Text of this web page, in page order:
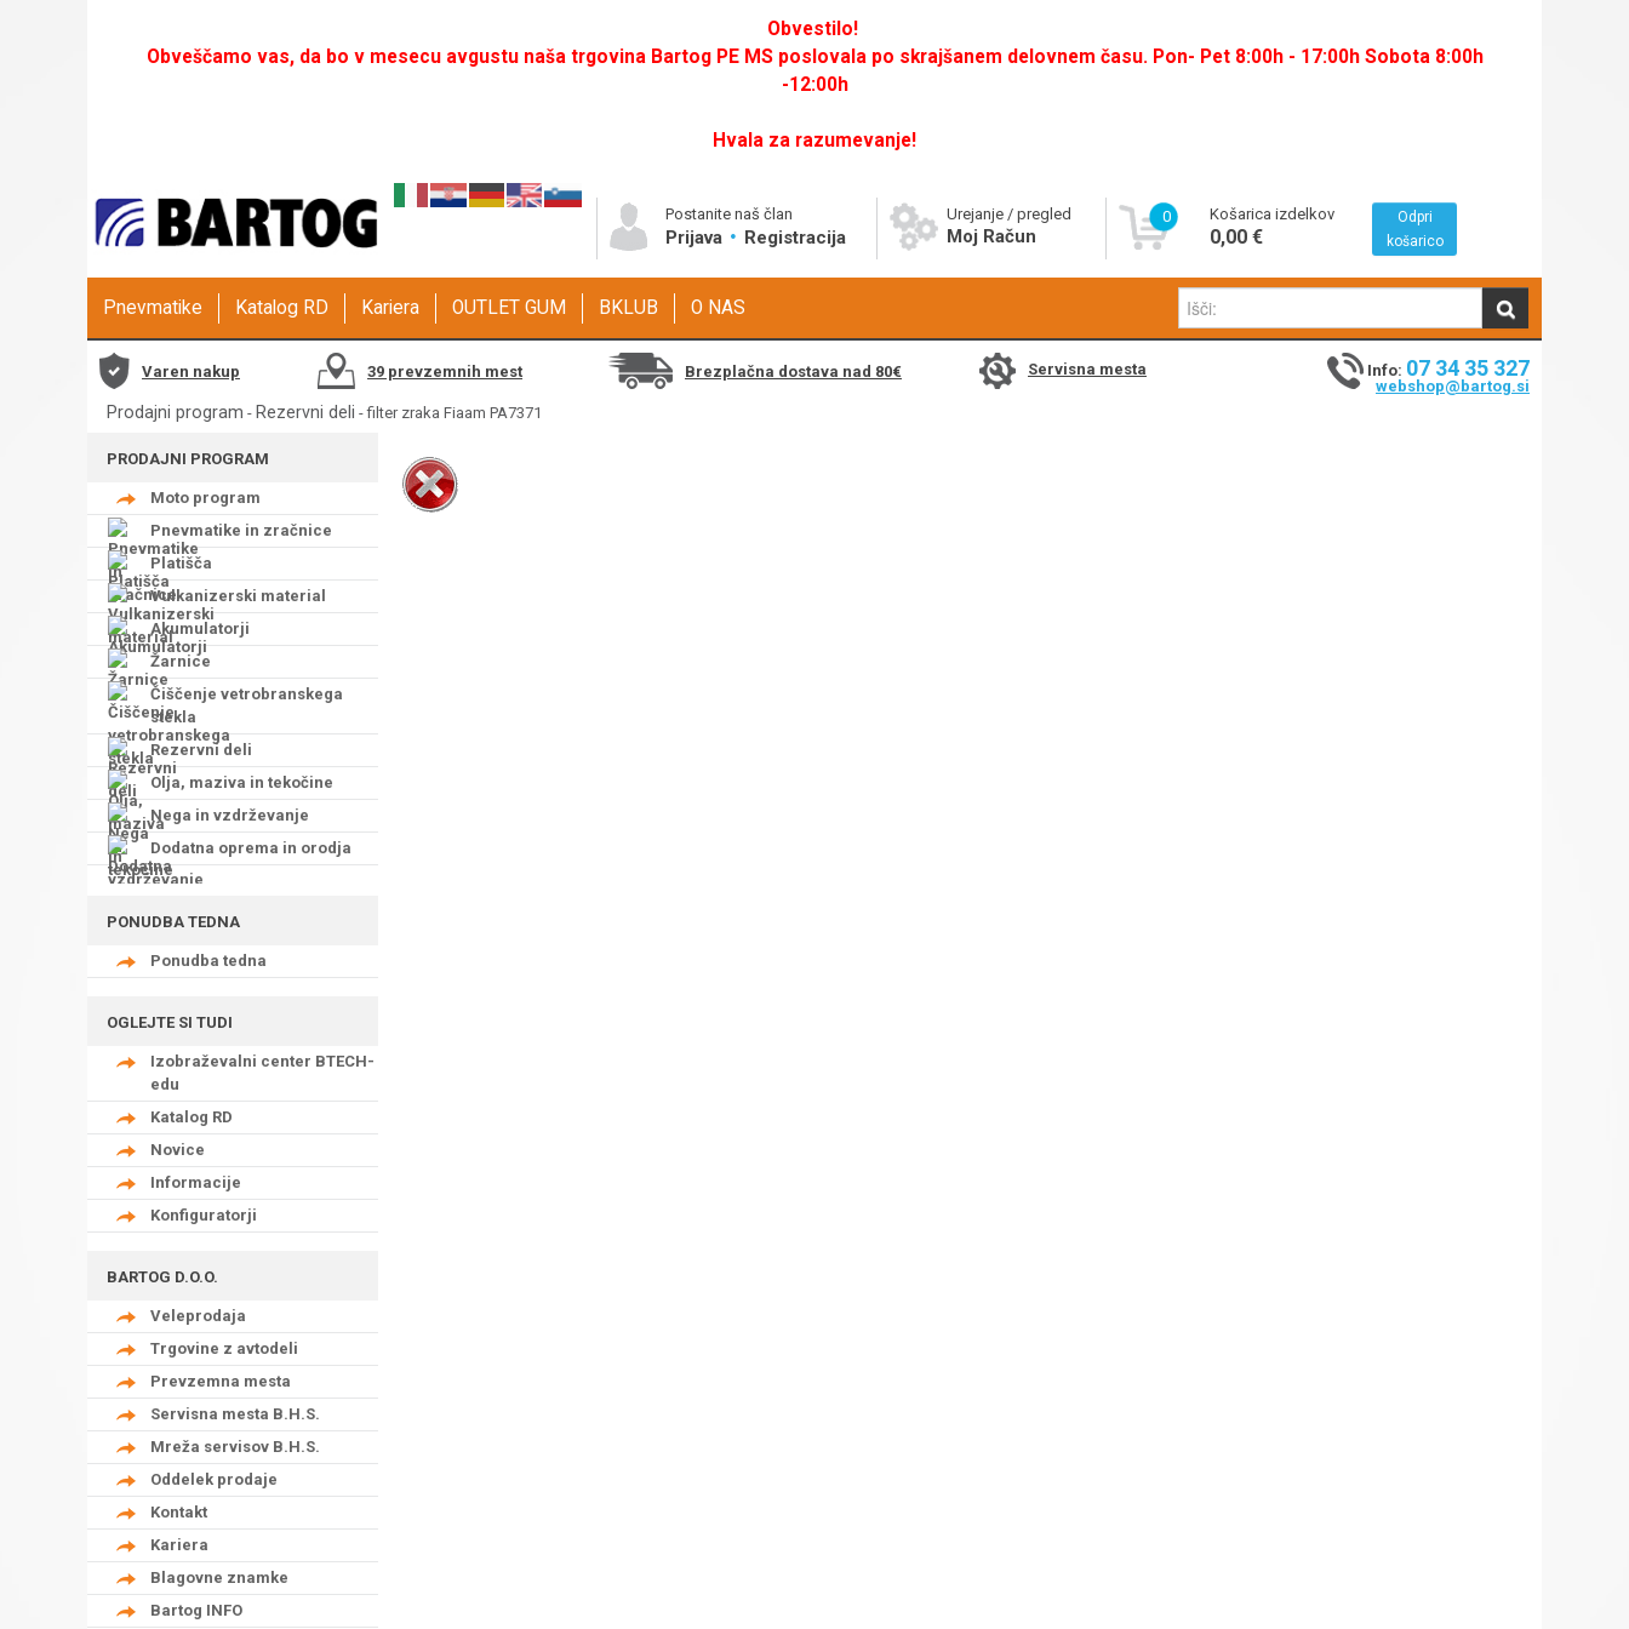
Obvestilo!
Obveščamo vas, da bo v mesecu avgustu naša trgovina Bartog PE MS poslovala po skrajšanem delovnem času. Pon- Pet 8:00h - 17:00h Sobota 8:00h
-12:00h
Hvala za razumevanje!
Postanite naš član
Prijava Registracija
Urejanje / pregled
Moj Račun
0 Košarica izdelkov
0,00 €
Odpri
košarico
Pnevmatike Katalog RD Kariera OUTLET GUM BKLUB O NAS
Varen nakup 39 prevzemnih mest Brezplačna dostava nad 80€ Servisna mesta Info: 07 34 35 327
webshop@bartog.si
Prodajni program - Rezervni deli - filter zraka Fiaam PA7371
PRODAJNI PROGRAM
Moto program
Pnevmatike in zračnice
Platišča
Vulkanizerski material
Akumulatorji
Žarnice
Čiščenje vetrobranskega
stekla
Rezervni deli
Olja, maziva in tekočine
Nega in vzdrževanje
Dodatna oprema in orodja
PONUDBA TEDNA
Ponudba tedna
OGLEJTE SI TUDI
Izobraževalni center BTECH-
edu
Katalog RD
Novice
Informacije
Konfiguratorji
BARTOG D.O.O.
Veleprodaja
Trgovine z avtodeli
Prevzemna mesta
Servisna mesta B.H.S.
Mreža servisov B.H.S.
Oddelek prodaje
Kontakt
Kariera
Blagovne znamke
Bartog INFO